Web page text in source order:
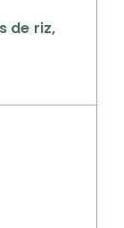
de riz,